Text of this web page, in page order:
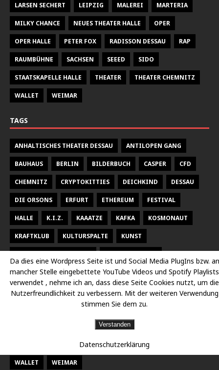
LARSEN SECHERT LEIPZIG MALEREI MARTERIA
MILKY CHANCE NEUES THEATER HALLE OPER
OPER HALLE PETER FOX RADISSON DESSAU RAP
RAUMBÜHNE SACHSEN SEEED SIDO
STAATSKAPELLE HALLE THEATER THEATER CHEMNITZ
WALLET WEIMAR
TAGS
ANHALTISCHES THEATER DESSAU ANTILOPEN GANG
BAUHAUS BERLIN BILDERBUCH CASPER CFD
CHEMNITZ CRYPTOKITTIES DEICHKIND DESSAU
DIE ORSONS ERFURT ETHEREUM FESTIVAL
HALLE K.I.Z. KAAATZE KAFKA KOSMONAUT
KRAFTKLUB KULTURSPALTE KUNST
LARSEN SECHERT LEIPZIG MALEREI MARTERIA
MILKY CHANCE NEUES THEATER HALLE OPER
PETER FOX RADISSON DESSAU
SEEED
STAATSKAPELLE HALLE THEATER THEATER CHEMNITZ
WALLET WEIMAR
Da dies eine Wordpress Seite ist und Social Media PlugIns bzw. an
mancher Stelle eingebettete YouTube Videos und Spotify Playlists
verwendet , nehme ich an, dass diese Seite Cookies nutzt, um die
Nutzerfreundlichkeit zu verbessern. Mit der weiteren Verwendung
stimmen Sie dem zu.
Verstanden
Datenschutzerklärung